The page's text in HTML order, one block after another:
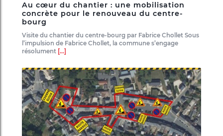
Au cœur du chantier : une mobilisation
concrète pour le renouveau du centre-
bourg
Visite du chantier du centre-bourg par Fabrice Chollet Sous
l’impulsion de Fabrice Chollet, la commune s’engage
résolument [...]